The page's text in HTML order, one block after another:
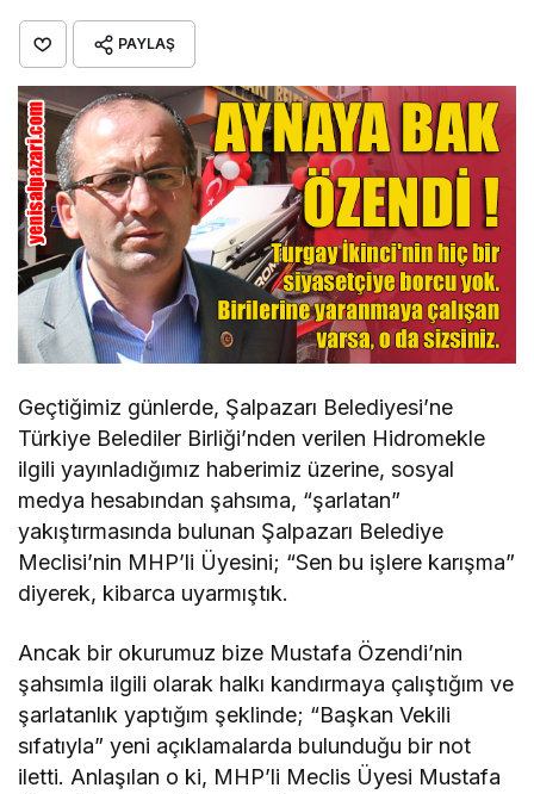
PAYLAŞ
Geçtiğimiz günlerde, Şalpazarı Belediyesi’ne
Türkiye Belediler Birliği’nden verilen Hidromekle
ilgili yayınladığımız haberimiz üzerine, sosyal
medya hesabından şahsıma, “şarlatan”
yakıştırmasında bulunan Şalpazarı Belediye
Meclisi’nin MHP’li Üyesini; “Sen bu işlere karışma”
diyerek, kibarca uyarmıştık.
Ancak bir okurumuz bize Mustafa Özendi’nin
şahsımla ilgili olarak halkı kandırmaya çalıştığım ve
şarlatanlık yaptığım şeklinde; “Başkan Vekili
sıfatıyla” yeni açıklamalarda bulunduğu bir not
iletti. Anlaşılan o ki, MHP’li Meclis Üyesi Mustafa